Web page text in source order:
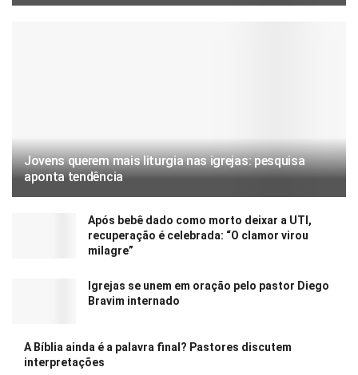
Jovens querem mais liturgia nas igrejas: pesquisa
aponta tendência
Após bebê dado como morto deixar a UTI,
recuperação é celebrada: “O clamor virou
milagre”
Igrejas se unem em oração pelo pastor Diego
Bravim internado
A Bíblia ainda é a palavra final? Pastores discutem
interpretações